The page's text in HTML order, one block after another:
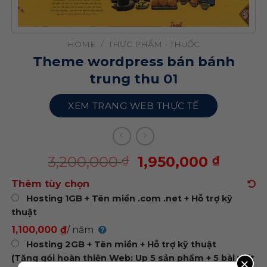
×
HOME / THỰC PHẨM - THUỐC
Theme wordpress bán bánh
trung thu 01
XEM TRANG WEB THỰC TẾ
3,200,000₫ 1,950,000 ₫
Thêm tùy chọn
Hosting 1GB + Tên miền .com .net + Hỗ trợ kỹ
thuật
1,100,000 ₫/ năm
Hosting 2GB + Tên miền + Hỗ trợ kỹ thuật
(Tặng gói hoàn thiện Web: Up 5 sản phẩm + 5 bài viết